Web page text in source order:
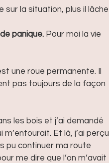
sur la situation, plus il lâche
panique. Pour moi la vie
une roue permanente. Il
pas toujours de la façon
les bois et j’ai demandé
Et là, j’ai perçu
pu continuer ma route
me dire que l’on m’avait